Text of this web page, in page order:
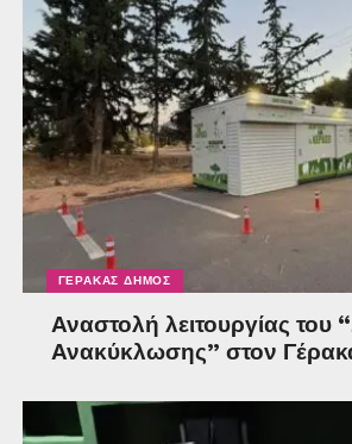
ΓΈΡΑΚΑΣ ΔΉΜΟΣ
Αναστολή λειτουργίας του
Ανακύκλωσης” στον